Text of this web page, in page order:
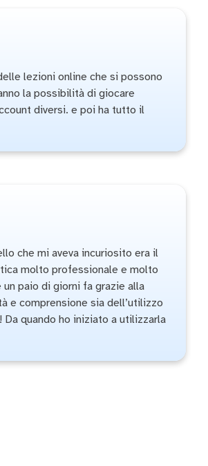
lezioni online che si possono
la possibilità di giocare
diversi. e poi ha tutto il
che mi aveva incuriosito era il
molto professionale e molto
paio di giorni fa grazie alla
e comprensione sia dell’utilizzo
quando ho iniziato a utilizzarla